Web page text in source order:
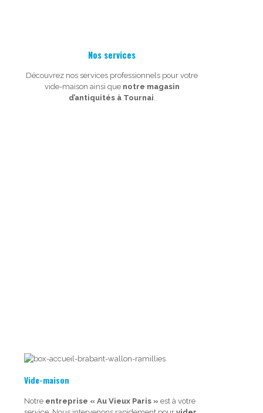
Nos services
Découvrez nos services professionnels pour votre
vide-maison ainsi que notre magasin
d’antiquités à Tournai
Vide-maison
Notre entreprise « Au Vieux Paris » est à votre